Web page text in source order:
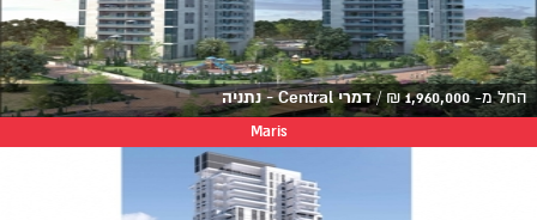
החל מ-1,960,000
₪
/דמרי Central - נתניה
Maris